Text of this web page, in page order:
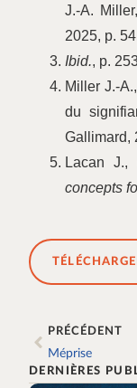
J.-A.
2025, p.
Ibid., p.
Miller J.-
du
Gallimard,
Lacan J.,
concepts
PRÉCÉDENT
Méprise
DERNIÈRES